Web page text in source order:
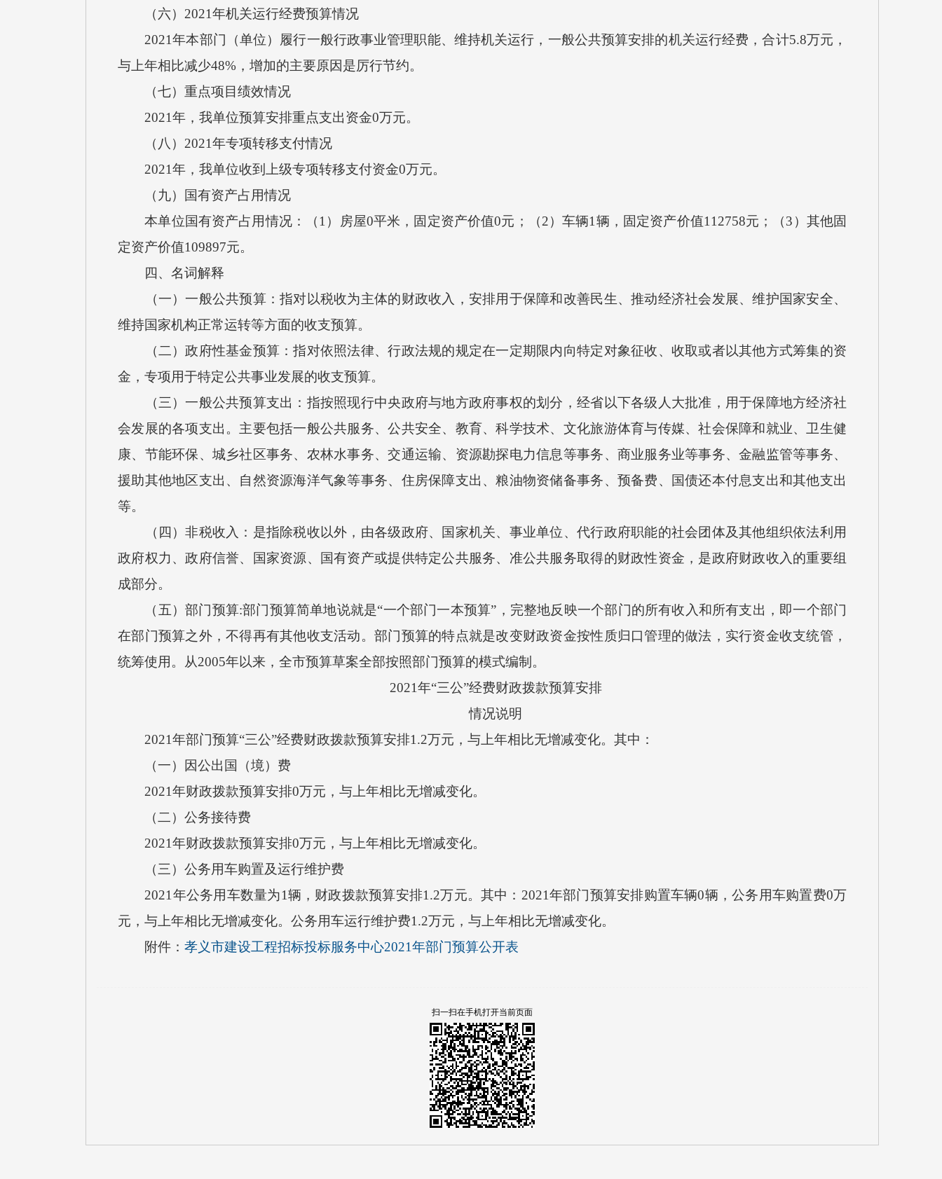
（六）2021年机关运行经费预算情况
2021年本部门（单位）履行一般行政事业管理职能、维持机关运行，一般公共预算安排的机关运行经费，合计5.8万元，
与上年相比减少48%，增加的主要原因是厉行节约。
（七）重点项目绩效情况
2021年，我单位预算安排重点支出资金0万元。
（八）2021年专项转移支付情况
2021年，我单位收到上级专项转移支付资金0万元。
（九）国有资产占用情况
本单位国有资产占用情况：（1）房屋0平米，固定资产价值0元；（2）车辆1辆，固定资产价值112758元；（3）其他固
定资产价值109897元。
四、名词解释
（一）一般公共预算：指对以税收为主体的财政收入，安排用于保障和改善民生、推动经济社会发展、维护国家安全、
维持国家机构正常运转等方面的收支预算。
（二）政府性基金预算：指对依照法律、行政法规的规定在一定期限内向特定对象征收、收取或者以其他方式筹集的资
金，专项用于特定公共事业发展的收支预算。
（三）一般公共预算支出：指按照现行中央政府与地方政府事权的划分，经省以下各级人大批准，用于保障地方经济社
会发展的各项支出。主要包括一般公共服务、公共安全、教育、科学技术、文化旅游体育与传媒、社会保障和就业、卫生健
康、节能环保、城乡社区事务、农林水事务、交通运输、资源勘探电力信息等事务、商业服务业等事务、金融监管等事务、
援助其他地区支出、自然资源海洋气象等事务、住房保障支出、粮油物资储备事务、预备费、国债还本付息支出和其他支出
等。
（四）非税收入：是指除税收以外，由各级政府、国家机关、事业单位、代行政府职能的社会团体及其他组织依法利用
政府权力、政府信誉、国家资源、国有资产或提供特定公共服务、准公共服务取得的财政性资金，是政府财政收入的重要组
成部分。
（五）部门预算:部门预算简单地说就是“一个部门一本预算”，完整地反映一个部门的所有收入和所有支出，即一个部门
在部门预算之外，不得再有其他收支活动。部门预算的特点就是改变财政资金按性质归口管理的做法，实行资金收支统管，
统筹使用。从2005年以来，全市预算草案全部按照部门预算的模式编制。
2021年“三公”经费财政拨款预算安排
情况说明
2021年部门预算“三公”经费财政拨款预算安排1.2万元，与上年相比无增减变化。其中：
（一）因公出国（境）费
2021年财政拨款预算安排0万元，与上年相比无增减变化。
（二）公务接待费
2021年财政拨款预算安排0万元，与上年相比无增减变化。
（三）公务用车购置及运行维护费
2021年公务用车数量为1辆，财政拨款预算安排1.2万元。其中：2021年部门预算安排购置车辆0辆，公务用车购置费0万
元，与上年相比无增减变化。公务用车运行维护费1.2万元，与上年相比无增减变化。
附件： 孝义市建设工程招标投标服务中心2021年部门预算公开表
扫一扫在手机打开当前页面